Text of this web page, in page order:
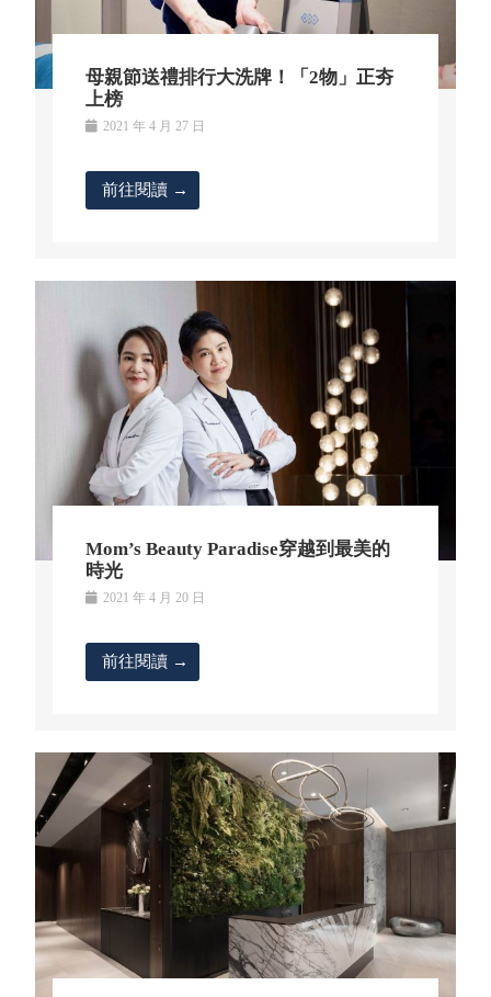
母親節送禮排行大洗牌！「2物」正夯
上榜
2021 年 4 月 27 日
前往閱讀 →
Mom’s Beauty Paradise穿越到最美的
時光
2021 年 4 月 20 日
前往閱讀 →